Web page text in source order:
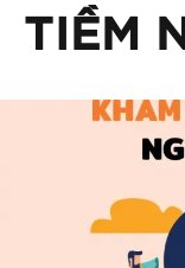
TIỀM